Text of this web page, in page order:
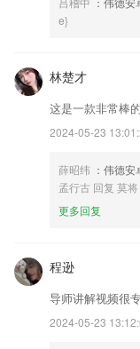
e}
林楚才
这是一款非常棒
2024-05-23
薛昭纬 ：伟德安
孟行古 回复 莫将
更多回复
程逊
导师讲解视频很
2024-05-23